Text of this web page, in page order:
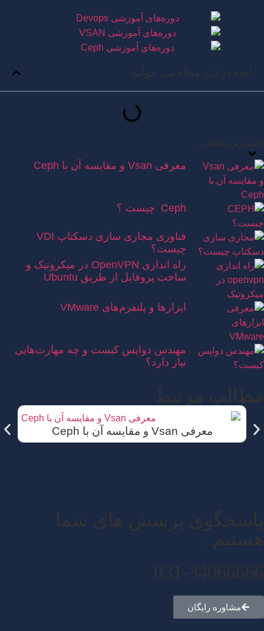
آنچه در این مقاله می خوانید
جدیدترین مطالب
معرفی Vsan و مقایسه آن با Ceph
Ceph چیست ؟
فناوری مجازی سازی دسکتاپ VDI
چیست؟
راه اندازی OpenVPN در میکروتیک و
ساخت پروفایل از طریق Ubuntu
ابزارها و پلتفرم‌های VMware
مهندس دواپس کیست و چه مهارت‌هایی
نیاز دارد؟
مطالب مرتبط
معرفی Vsan و مقایسه آن با Ceph
پاسخگوی پرسش های شما
هستیم .
031-34066666
مشاوره رایگان